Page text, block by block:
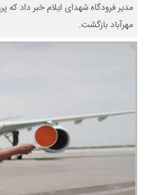
مدیر فرودگاه شهدای ایلام خبر داد که
مهرآباد بازگشت.